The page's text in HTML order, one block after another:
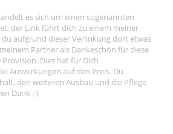
es sich um einen sogenannten
der Link führt dich zu einem meiner
aufgrund dieser Verlinkung dort etwas
Partner als Dankeschön für diese
Dies hat für Dich
Auswirkungen auf den Preis. Du
den weiteren Ausbau und die Pflege
Dank :-)